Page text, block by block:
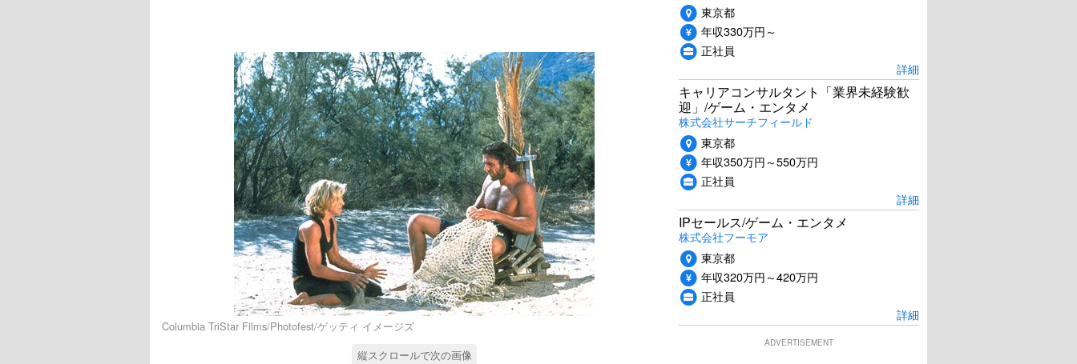
Columbia TriStar Films/Photofest/ゲッティ イメージズ
縦スクロールで次の画像
東京都
年収330万円～
正社員
詳細
キャリアコンサルタント「業界未経験歓
迎」/ゲーム・エンタメ
株式会社サーチフィールド
東京都
年収350万円～550万円
正社員
詳細
IPセールス/ゲーム・エンタメ
株式会社フーモア
東京都
年収320万円～420万円
正社員
詳細
ADVERTISEMENT